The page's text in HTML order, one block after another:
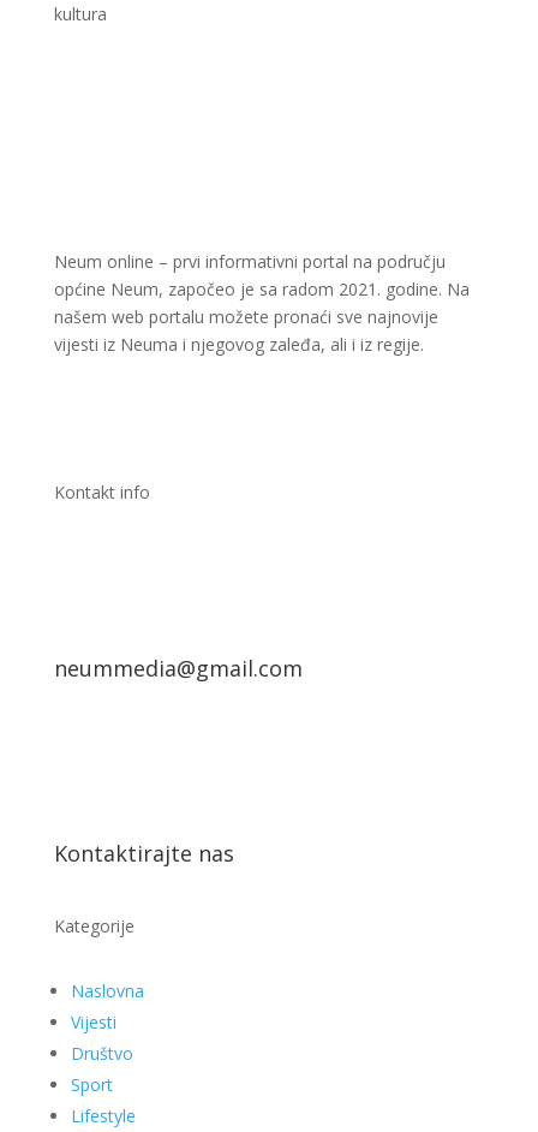
kultura
Neum online – prvi informativni portal na području
općine Neum, započeo je sa radom 2021. godine. Na
našem web portalu možete pronaći sve najnovije
vijesti iz Neuma i njegovog zaleđa, ali i iz regije.
Kontakt info
neummedia@gmail.com
Kontaktirajte nas
Kategorije
Naslovna
Vijesti
Društvo
Sport
Lifestyle